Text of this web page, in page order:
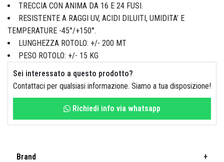
TRECCIA CON ANIMA DA 16 E 24 FUSI.
RESISTENTE A RAGGI UV, ACIDI DILUITI, UMIDITA’ E
TEMPERATURE -45°/+150°.
LUNGHEZZA ROTOLO: +/- 200 MT
PESO ROTOLO: +/- 15 KG
Sei interessato a questo prodotto?
Contattaci per qualsiasi informazione. Siamo a tua disposizione!
Richiedi info via whatsapp
Brand
Hobby e fai da te
Ferramenta
Campagnola
Carinci
CBE Elettrodomestici